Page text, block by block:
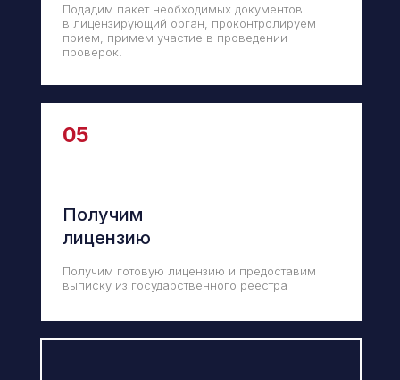
05
Получим готовую лицензию и предоставим
выписку из государственного реестра
Получим
лицензию
Подадим пакет необходимых документов
в лицензирующий орган, проконтролируем
прием, примем участие в проведении
проверок.